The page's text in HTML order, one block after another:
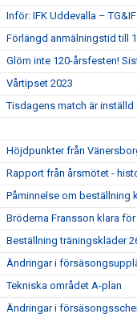
Inför: IFK Uddevalla – TG&IF
Förlängd anmälningstid till
Glöm inte 120-årsfesten!
Vårtipset 2023
Tisdagens match är inställd
Höjdpunkter från
Rapport från årsmötet -
Påminnelse om beställning
Bröderna Fransson klara för
Beställning träningskläder
Ändringar i
Tekniska området A-plan
Ändringar i